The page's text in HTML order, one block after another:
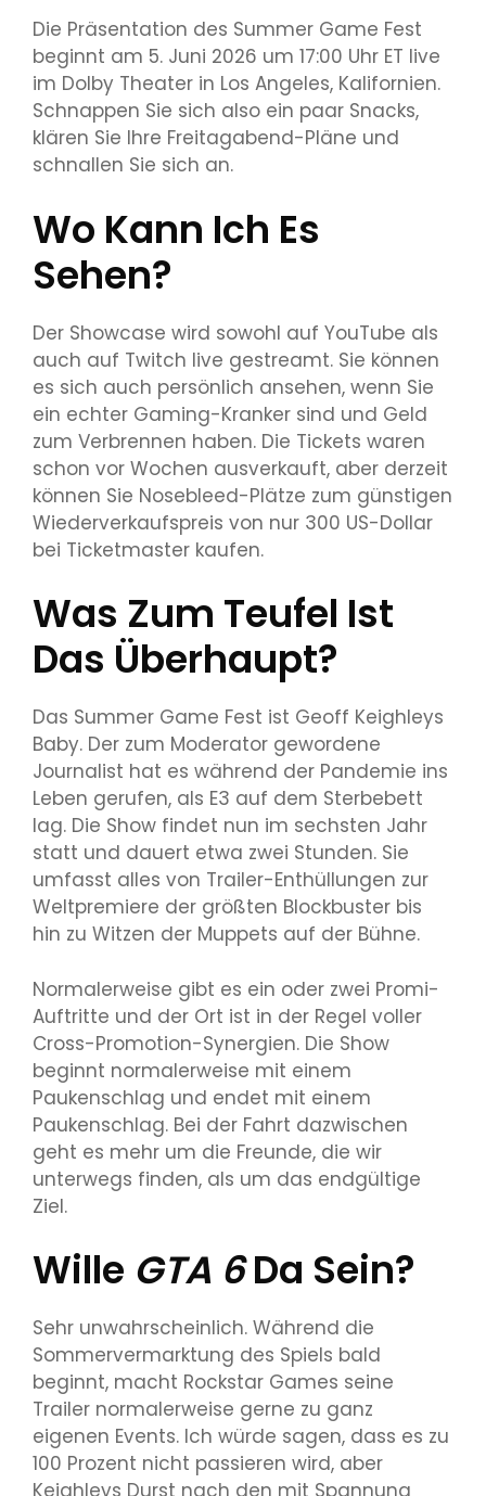
Die Präsentation des Summer Game Fest
beginnt am 5. Juni 2026 um 17:00 Uhr ET live
im Dolby Theater in Los Angeles, Kalifornien.
Schnappen Sie sich also ein paar Snacks,
klären Sie Ihre Freitagabend-Pläne und
schnallen Sie sich an.
Wo Kann Ich Es
Sehen?
Der Showcase wird sowohl auf YouTube als
auch auf Twitch live gestreamt. Sie können
es sich auch persönlich ansehen, wenn Sie
ein echter Gaming-Kranker sind und Geld
zum Verbrennen haben. Die Tickets waren
schon vor Wochen ausverkauft, aber derzeit
können Sie Nosebleed-Plätze zum günstigen
Wiederverkaufspreis von nur 300 US-Dollar
bei Ticketmaster kaufen.
Was Zum Teufel Ist
Das Überhaupt?
Das Summer Game Fest ist Geoff Keighleys
Baby. Der zum Moderator gewordene
Journalist hat es während der Pandemie ins
Leben gerufen, als E3 auf dem Sterbebett
lag. Die Show findet nun im sechsten Jahr
statt und dauert etwa zwei Stunden. Sie
umfasst alles von Trailer-Enthüllungen zur
Weltpremiere der größten Blockbuster bis
hin zu Witzen der Muppets auf der Bühne.
Normalerweise gibt es ein oder zwei Promi-
Auftritte und der Ort ist in der Regel voller
Cross-Promotion-Synergien. Die Show
beginnt normalerweise mit einem
Paukenschlag und endet mit einem
Paukenschlag. Bei der Fahrt dazwischen
geht es mehr um die Freunde, die wir
unterwegs finden, als um das endgültige
Ziel.
Wille GTA 6Da Sein?
Sehr unwahrscheinlich. Während die
Sommervermarktung des Spiels bald
beginnt, macht Rockstar Games seine
Trailer normalerweise gerne zu ganz
eigenen Events. Ich würde sagen, dass es zu
100 Prozent nicht passieren wird, aber